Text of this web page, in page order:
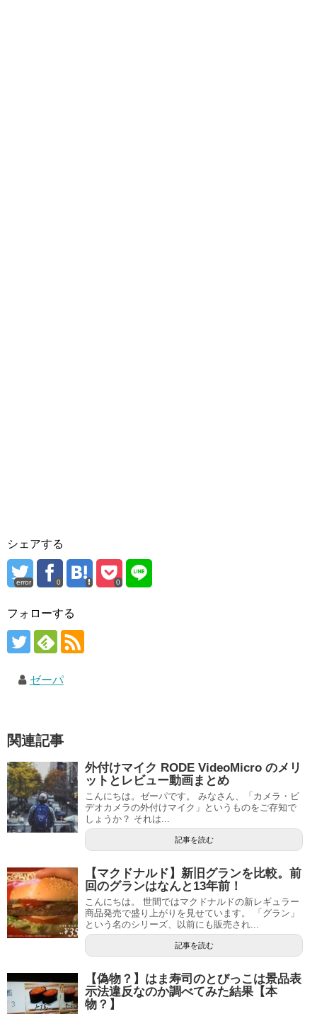
シェアする
error 0 0
フォローする
ゼーパ
関連記事
外付けマイク RODE VideoMicro のメリ
ットとレビュー動画まとめ
こんにちは。ゼーパです。 みなさん、「カメラ・ビ
デオカメラの外付けマイク」というものをご存知で
しょうか？ それは...
記事を読む
【マクドナルド】新旧グランを比較。前
回のグランはなんと13年前！
こんにちは。 世間ではマクドナルドの新レギュラー
商品発売で盛り上がりを見せています。 「グラン」
という名のシリーズ、以前にも販売され...
記事を読む
【偽物？】はま寿司のとびっこは景品表
示法違反なのか調べてみた結果【本
物？】